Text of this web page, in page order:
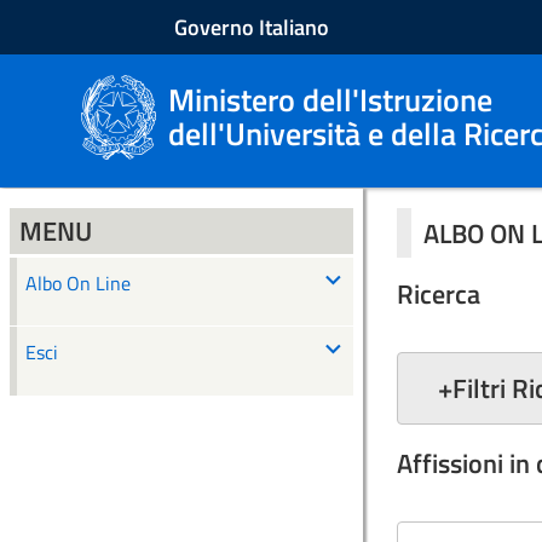
Governo Italiano
Ministero dell'Istruzione
dell'Università e della
MENU
Albo On Line
Esci
ALBO ON
Ricerca
+Filtri
Affissioni in